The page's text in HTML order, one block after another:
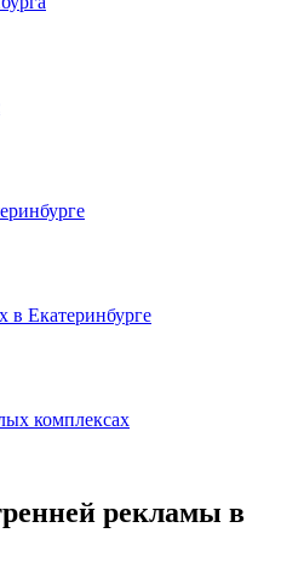
в Екатеринбурге
комплексах
рекламы в